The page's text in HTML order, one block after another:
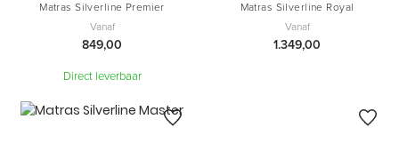
Matras Silverline Premier
Vanaf
849,00
Direct leverbaar
Matras Silverline Royal
Vanaf
1.349,00